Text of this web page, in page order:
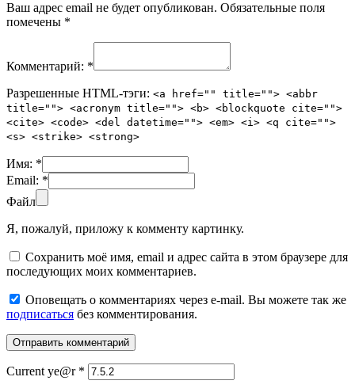
Ваш адрес email не будет опубликован. Обязательные поля
помечены *
Комментарий: *
Разрешенные HTML-тэги: <a href="" title=""> <abbr
title=""> <acronym title=""> <b> <blockquote cite="">
<cite> <code> <del datetime=""> <em> <i> <q cite="">
<s> <strike> <strong>
Имя: *
Email: *
Файл
Я, пожалуй, приложу к комменту картинку.
Сохранить моё имя, email и адрес сайта в этом браузере для
последующих моих комментариев.
Оповещать о комментариях через e-mail. Вы можете так же
подписаться без комментирования.
Current ye@r *